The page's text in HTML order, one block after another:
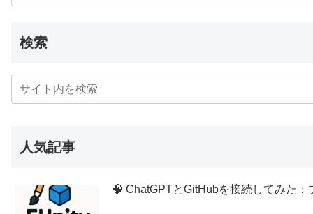
検索
人気記事
🧠 ChatGPTとGitHubを接続してみた